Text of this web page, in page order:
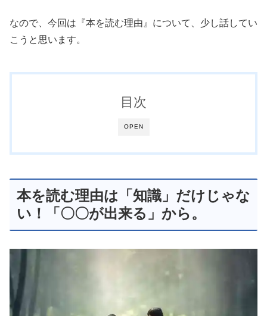
なので、今回は『本を読む理由』について、少し話してい
こうと思います。
OPEN
目次
本を読む理由は「知識」だけじゃな
い！「〇〇が出来る」から。